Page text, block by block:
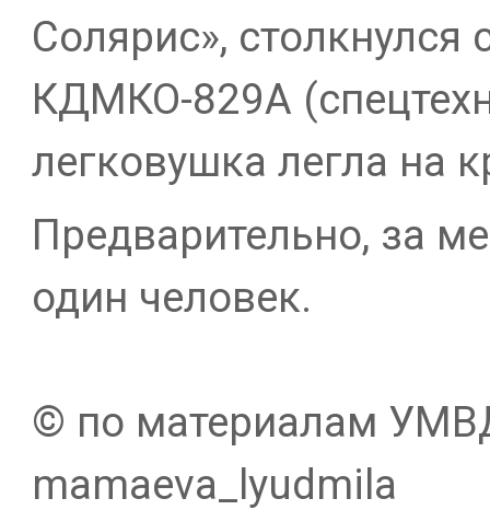
Солярис», столкнулся
КДМКО-829А
легковушка легла на
Предварительно, за
один человек.
©️ по материалам
mamaeva_lyudmila